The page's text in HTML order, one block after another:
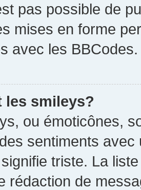
pas possible de
mises en forme
avec les BBCodes.
les smileys?
ou émoticônes,
sentiments
triste. La
rédaction de